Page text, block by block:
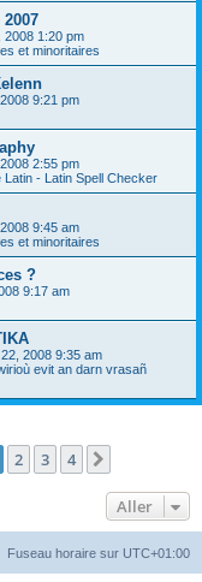
2008 1:20 pm
et minoritaires
9:21 pm
2:55 pm
- Latin Spell Checker
9:45 am
et minoritaires
?
9:17 am
2008 9:35 am
evit an darn vrasañ
2 3 4
Aller
Fuseau horaire sur UTC+01:00